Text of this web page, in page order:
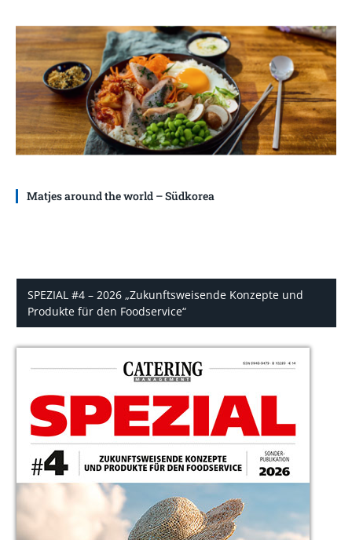
Matjes around the world – Südkorea
SPEZIAL #4 – 2026 „Zukunftsweisende Konzepte und
Produkte für den Foodservice“